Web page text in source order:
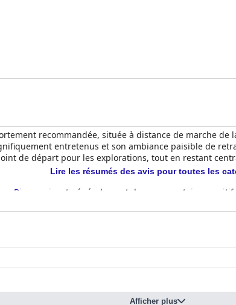
recommandée, située à distance de marche
entretenus et son ambiance paisible de
de départ pour les explorations, tout en restant
Birr
reçoivent généralement des commentaires
fraîchement préparé et le porridge. Le service
un début de journée satisfaisant, malgré quelques
favorables, de nombreux clients louant la qualité des
comme exceptionnels. Bien que la plupart des
et des problèmes de réservation, ce qui présente des
comme lumineuses, spacieuses, propres et
Lire les résumés des avis pour toutes les
Afficher plus